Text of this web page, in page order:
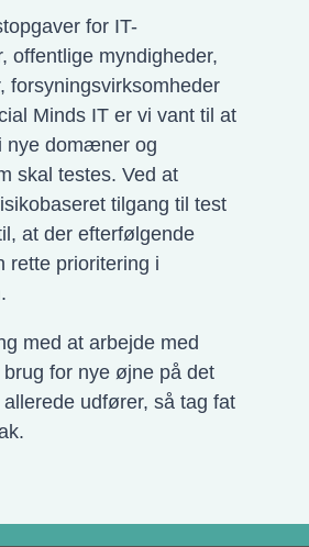
for IT-
offentlige myndigheder,
forsyningsvirksomheder
Minds IT er vi vant til at
nye domæner og
skal testes. Ved at
tilgang til test
at der efterfølgende
rette prioritering i
med at arbejde med
for nye øjne på det
udfører, så tag fat